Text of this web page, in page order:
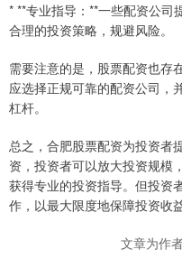
* **专业指导：**一些配资公司
合理的投资策略，规避风险。
需要注意的是，股票配资也存
应选择正规可靠的配资公司，
杠杆。
总之，合肥股票配资为投资者
资，投资者可以放大投资规模
获得专业的投资指导。但投资
作，以最大限度地保障投资收益
文章为作